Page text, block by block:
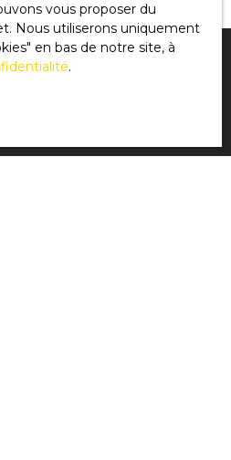
vous proposer du
Nous utiliserons uniquement
en bas de notre site, à
.